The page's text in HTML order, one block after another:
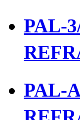
PAL-
PAL-